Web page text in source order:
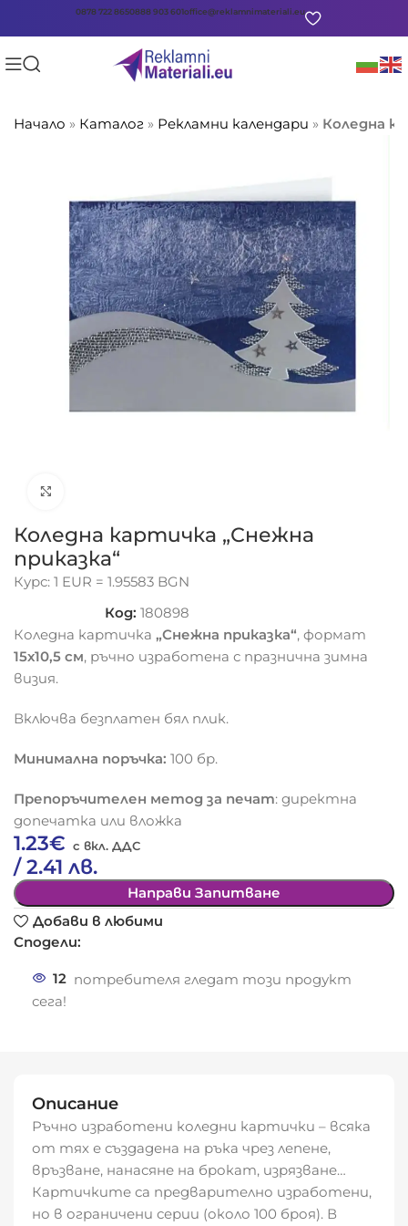
0878 722 8650888 903 601office@reklamnimateriali.eu
Начало » Каталог » Рекламни календари » Коледна
Коледна картичка „Снежна
приказка“
Курс: 1 EUR = 1.95583 BGN
Код:180898
Коледна картичка„Снежна приказка“, формат
15х10,5 см, ръчно изработена с празнична зимна
визия.
Включва безплатен бял плик.
Минимална поръчка: 100 бр.
Препоръчителен метод за печат: директна
допечатка или вложка
1.23€
/ 2.41 лв.
Направи Запитване
Добави в любими
Сподели:
12 потребителя гледат този продукт
сега!
Описание
Ръчно изработени коледни картички – всяка
от тях е създадена на ръка чрез лепене,
връзване, нанасяне на брокат, изрязване…
Картичките са предварително изработени,
но в ограничени серии (около 100 броя). В